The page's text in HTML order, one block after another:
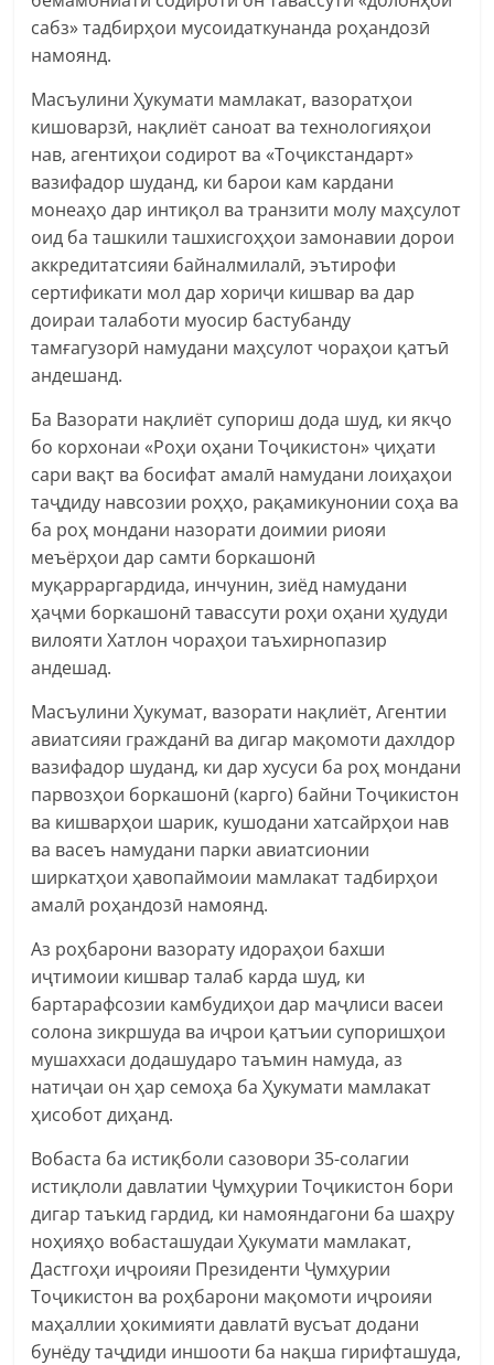
сабз» тадбирҳои мусоидаткунанда роҳандозӣ
намоянд.
Масъулини Ҳукумати мамлакат, вазоратҳои
кишоварзӣ, нақлиёт саноат ва технологияҳои
нав, агентиҳои содирот ва «Тоҷикстандарт»
вазифадор шуданд, ки барои кам кардани
монеаҳо дар интиқол ва транзити молу маҳсулот
оид ба ташкили ташхисгоҳҳои замонавии дорои
аккредитатсияи байналмилалӣ, эътирофи
сертификати мол дар хориҷи кишвар ва дар
доираи талаботи муосир бастубанду
тамғагузорӣ намудани маҳсулот чораҳои қатъӣ
андешанд.
Ба Вазорати нақлиёт супориш дода шуд, ки якҷо
бо корхонаи «Роҳи оҳани Тоҷикистон» ҷиҳати
сари вақт ва босифат амалӣ намудани лоиҳаҳои
таҷдиду навсозии роҳҳо, рақамикунонии соҳа ва
ба роҳ мондани назорати доимии риояи
меъёрҳои дар самти боркашонӣ
муқарраргардида, инчунин, зиёд намудани
ҳаҷми боркашонӣ тавассути роҳи оҳани ҳудуди
вилояти Хатлон чораҳои таъхирнопазир
андешад.
Масъулини Ҳукумат, вазорати нақлиёт, Агентии
авиатсияи гражданӣ ва дигар мақомоти дахлдор
вазифадор шуданд, ки дар хусуси ба роҳ мондани
парвозҳои боркашонӣ (карго) байни Тоҷикистон
ва кишварҳои шарик, кушодани хатсайрҳои нав
ва васеъ намудани парки авиатсионии
ширкатҳои ҳавопаймоии мамлакат тадбирҳои
амалӣ роҳандозӣ намоянд.
Аз роҳбарони вазорату идораҳои бахши
иҷтимоии кишвар талаб карда шуд, ки
бартарафсозии камбудиҳои дар маҷлиси васеи
солона зикршуда ва иҷрои қатъии супоришҳои
мушаххаси додашударо таъмин намуда, аз
натиҷаи он ҳар семоҳа ба Ҳукумати мамлакат
ҳисобот диҳанд.
Вобаста ба истиқболи сазовори 35-солагии
истиқлоли давлатии Ҷумҳурии Тоҷикистон бори
дигар таъкид гардид, ки намояндагони ба шаҳру
ноҳияҳо вобасташудаи Ҳукумати мамлакат,
Дастгоҳи иҷроияи Президенти Ҷумҳурии
Тоҷикистон ва роҳбарони мақомоти иҷроияи
маҳаллии ҳокимияти давлатӣ вусъат додани
бунёду таҷдиди иншооти ба нақша гирифташуда,